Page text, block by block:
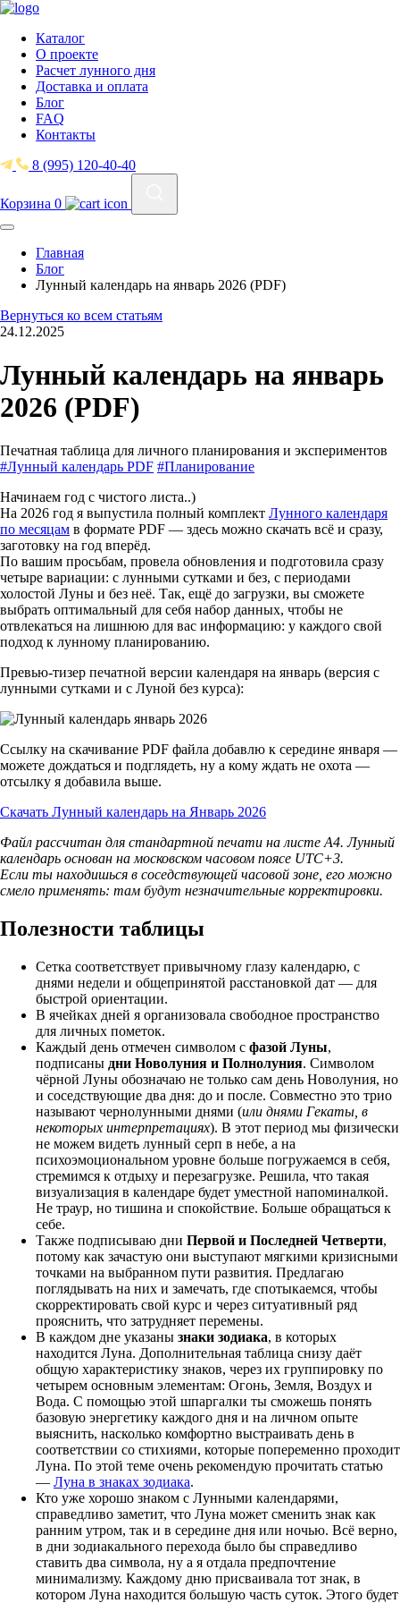
Каталог
О проекте
Расчет лунного дня
Доставка и оплата
Блог
FAQ
Контакты
8 (995) 120-40-40
Корзина 0
Главная
Блог
Лунный календарь на январь 2026 (PDF)
Вернуться ко всем статьям
24.12.2025
Лунный календарь на январь
2026 (PDF)
Печатная таблица для личного планирования и экспериментов
#Лунный календарь PDF #Планирование
Начинаем год с чистого листа..)
На 2026 год я выпустила полный комплект Лунного календаря
по месяцам в формате PDF — здесь можно скачать всё и сразу,
заготовку на год вперёд.
По вашим просьбам, провела обновления и подготовила сразу
четыре вариации: с лунными сутками и без, с периодами
холостой Луны и без неё. Так, ещё до загрузки, вы сможете
выбрать оптимальный для себя набор данных, чтобы не
отвлекаться на лишнюю для вас информацию: у каждого свой
подход к лунному планированию.
Превью-тизер печатной версии календаря на январь (версия с
лунными сутками и с Луной без курса):
Ссылку на скачивание PDF файла добавлю к середине января —
можете дождаться и подглядеть, ну а кому ждать не охота —
отсылку я добавила выше.
Скачать Лунный календарь на Январь 2026
Файл рассчитан для стандартной печати на листе А4. Лунный
календарь основан на московском часовом поясе UTC+3.
Если ты находишься в соседствующей часовой зоне, его можно
смело применять: там будут незначительные корректировки.
Полезности таблицы
Сетка соответствует привычному глазу календарю, с
днями недели и общепринятой расстановкой дат — для
быстрой ориентации.
В ячейках дней я организовала свободное пространство
для личных пометок.
Каждый день отмечен символом с фазой Луны,
подписаны дни Новолуния и Полнолуния. Символом
чёрной Луны обозначаю не только сам день Новолуния, но
и соседствующие два дня: до и после. Совместно это трио
называют чернолунными днями (или днями Гекаты, в
некоторых интерпретациях). В этот период мы физически
не можем видеть лунный серп в небе, а на
психоэмоциональном уровне больше погружаемся в себя,
стремимся к отдыху и перезагрузке. Решила, что такая
визуализация в календаре будет уместной напоминалкой.
Не траур, но тишина и спокойствие. Больше обращаться к
себе.
Также подписываю дни Первой и Последней Четверти,
потому как зачастую они выступают мягкими кризисными
точками на выбранном пути развития. Предлагаю
поглядывать на них и замечать, где спотыкаемся, чтобы
скорректировать свой курс и через ситуативный ряд
прояснить, что затрудняет перемены.
В каждом дне указаны знаки зодиака, в которых
находится Луна. Дополнительная таблица снизу даёт
общую характеристику знаков, через их группировку по
четырем основным элементам: Огонь, Земля, Воздух и
Вода. С помощью этой шпаргалки ты сможешь понять
базовую энергетику каждого дня и на личном опыте
выяснить, насколько комфортно выстраивать день в
соответствии со стихиями, которые попеременно проходит
Луна. По этой теме очень рекомендую прочитать статью
— Луна в знаках зодиака.
Кто уже хорошо знаком с Лунными календарями,
справедливо заметит, что Луна может сменить знак как
ранним утром, так и в середине дня или ночью. Всё верно,
в дни зодиакального перехода было бы справедливо
ставить два символа, ну а я отдала предпочтение
минимализму. Каждому дню присваивала тот знак, в
котором Луна находится большую часть суток. Этого будет